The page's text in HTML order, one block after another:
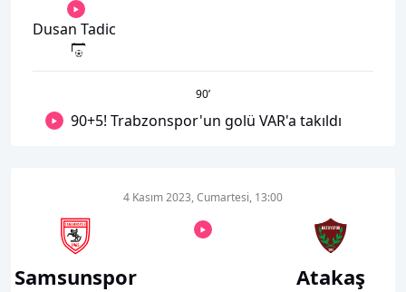
Dusan Tadic
90’
90+5! Trabzonspor'un golü VAR'a takıldı
Samsunspor
4 Kasım 2023, Cumartesi, 13:00
Atakaş